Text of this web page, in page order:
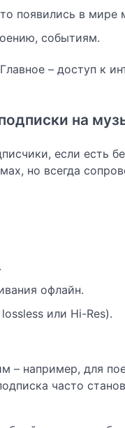
появились в мире
событиям.
– доступ к
на
если есть
но всегда
офлайн.
или Hi-Res).
– например, для
часто